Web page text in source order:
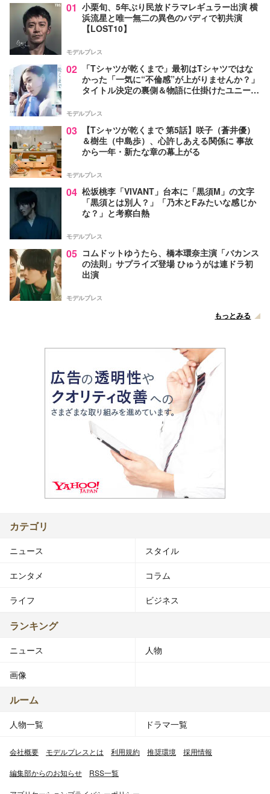
01 小栗旬、5年ぶり民放ドラマレギュラー出演 横
浜流星と唯一無二の異色のバディで初共演
【LOST10】
モデルプレス
02
「Tシャツが乾くまで」最初はTシャツではな
かった「一気に“不倫感”が上がりませんか？」
タイトル決定の裏側＆物語に仕掛けたユニーク
モデルプレス
03
【Tシャツが乾くまで 第5話】咲子（蒼井優）
＆樹生（中島歩）、心許しあえる関係に 事故
から一年・新たな章の幕上がる
モデルプレス
04 松坂桃李「VIVANT」台本に「黒須M」の文字
「黒須とは別人？」「乃木とFみたいな感じか
な？」と考察白熱
モデルプレス
05 コムドットゆうたら、橋本環奈主演「バカンス
の法則」サプライズ登場 ひゅうがは連ドラ初
出演
モデルプレス
もっとみる
カテゴリ
ニュース スタイル
エンタメ コラム
ライフ ビジネス
ランキング
ニュース 人物
画像
ルーム
人物一覧 ドラマ一覧
会社概要 モデルプレスとは 利用規約 推奨環境 採用情報
編集部からのお知らせ RSS一覧